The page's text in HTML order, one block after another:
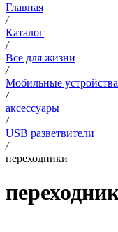
Главная
/
Каталог
/
Все для жизни
/
Мобильные устройства
/
аксессуары
/
USB разветвители
/
переходники